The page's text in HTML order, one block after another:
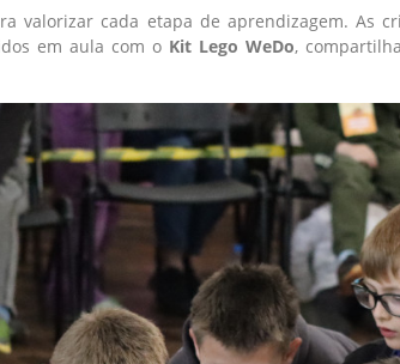
valorizar cada etapa de aprendizagem. As
em aula com o Kit Lego WeDo,